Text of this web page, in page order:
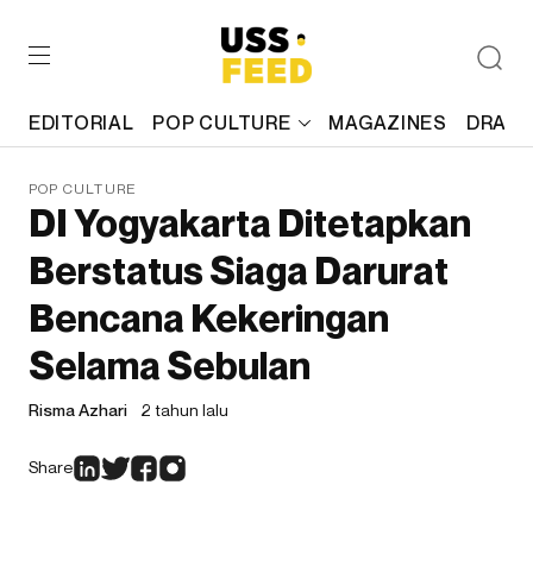
EDITORIAL POP CULTURE MAGAZINES
POP CULTURE
DI Yogyakarta Ditetapkan
Berstatus Siaga Darurat
Bencana Kekeringan
Selama Sebulan
Risma Azhari 2 tahun lalu
Share